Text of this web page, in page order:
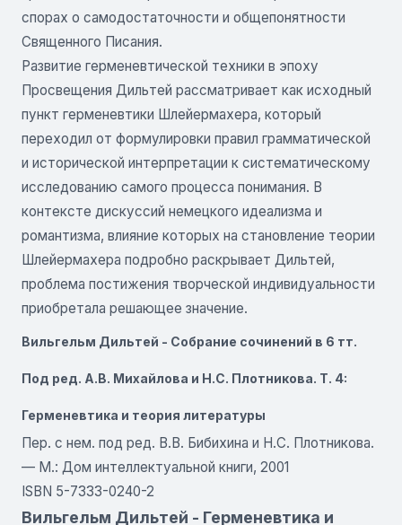
спорах о самодостаточности и общепонятности
Священного Писания.
Развитие герменевтической техники в эпоху
Просвещения Дильтей рассматривает как исходный
пункт герменевтики Шлейермахера, который
переходил от формулировки правил грамматической
и исторической интерпретации к систематическому
исследованию самого процесса понимания. В
контексте дискуссий немецкого идеализма и
романтизма, влияние которых на становление теории
Шлейермахера подробно раскрывает Дильтей,
проблема постижения творческой индивидуальности
приобретала решающее значение.
Вильгельм Дильтей - Собрание сочинений в 6 тт.
Под ред. A.B. Михайлова и Н.С. Плотникова. Т. 4:
Герменевтика и теория литературы
Пер. с нем. под ред. В.В. Бибихина и Н.С. Плотникова.
— М.: Дом интеллектуальной книги, 2001
ISBN 5-7333-0240-2
Вильгельм Дильтей - Герменевтика и